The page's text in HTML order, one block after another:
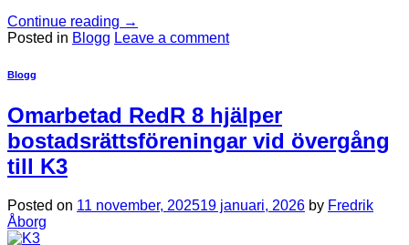
Continue reading →
Posted in Blogg Leave a comment
Blogg
Omarbetad RedR 8 hjälper
bostadsrättsföreningar vid övergång
till K3
Posted on 11 november, 202519 januari, 2026 by Fredrik
Åborg